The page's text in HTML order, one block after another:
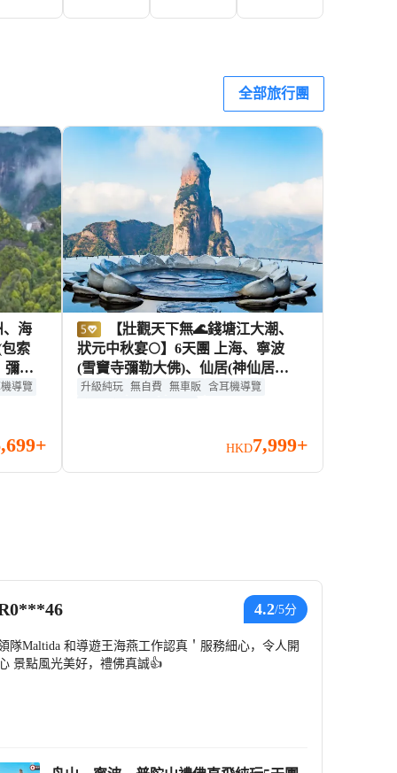
景
全部旅行團
彌勒
潮
導覽
狀元中秋宴🌕】6天團 上海、寧波
(雪竇寺彌勒大佛)、仙居(神仙居景
區)、杭州(西湖、南潯古鎮)、海寧
升級純玩 無自費 無車販
含耳機導覽
HKD7,999+
4.2/5分
隊Maltida 和導遊王海燕工作認真＇服務細心，令人開
景點風光美好，禮佛真誠👍